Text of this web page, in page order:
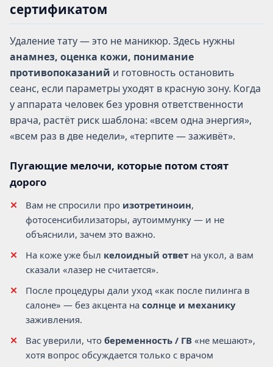
сертификатом
Удаление тату — это не маникюр. Здесь нужны
анамнез, оценка кожи, понимание
противопоказаний и готовность остановить
сеанс, если параметры уходят в красную зону. Когда
у аппарата человек без уровня ответственности
врача, растёт риск шаблона: «всем одна энергия»,
«всем раз в две недели», «терпите — заживёт».
Пугающие мелочи, которые потом стоят
дорого
Вам не спросили про изотретиноин,
фотосенсибилизаторы, аутоиммунку — и не
объяснили, зачем это важно.
На коже уже был келоидный ответ на укол, а вам
сказали «лазер не считается».
После процедуры дали уход «как после пилинга в
салоне» — без акцента на солнце и механику
заживления.
Вас уверили, что беременность / ГВ «не мешают»,
хотя вопрос обсуждается только с врачом